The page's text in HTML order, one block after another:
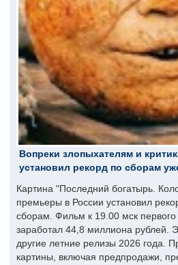
Вопреки злопыхателям и
установил рекорд по сборам
Картина "Последний богатырь.
премьеры в России установил
сборам. Фильм к 19.00 мск первого
заработал 44,8 миллиона рублей.
другие летние релизы 2026 года.
картины, включая предпродажи,